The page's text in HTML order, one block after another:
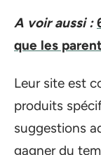
A voir aussi :
que les
Leur site est
produits
suggestions
gagner du